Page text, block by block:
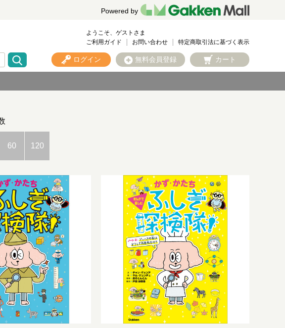
Powered by
ようこそ、ゲストさま
ご利用ガイド
お問い合わせ 特定商取引法に基づく表示
ログイン 無料会員登録 カート
60 120